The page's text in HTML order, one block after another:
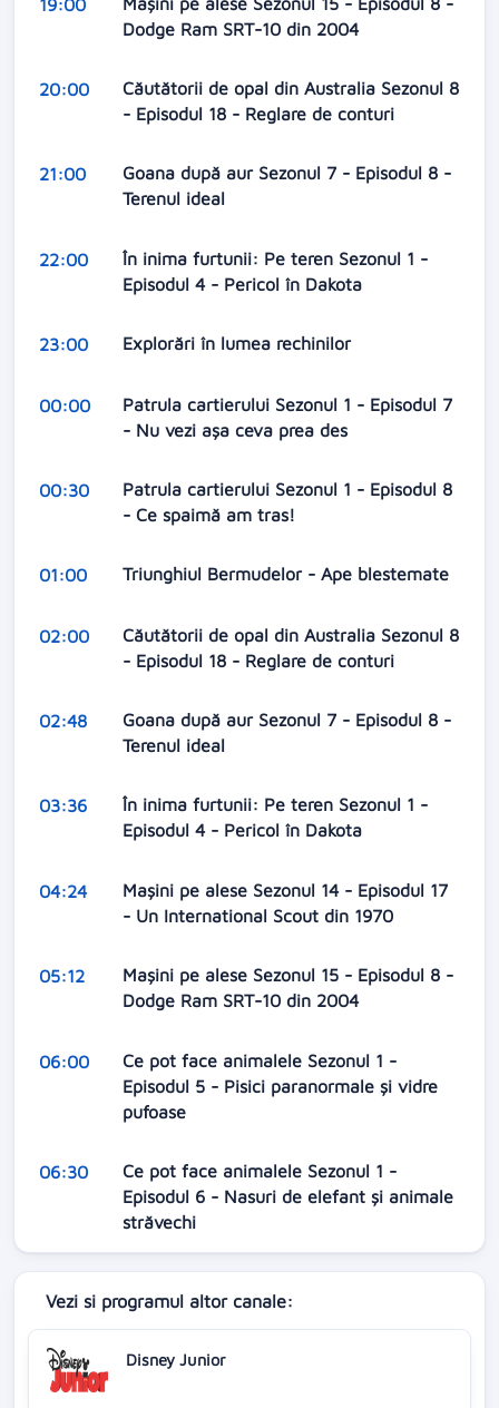
19:00
Dodge Ram SRT-10 din 2004
20:00
Căutătorii de opal din Australia Sezonul 8
- Episodul 18 - Reglare de conturi
21:00
Goana după aur Sezonul 7 - Episodul 8 -
Terenul ideal
22:00
În inima furtunii: Pe teren Sezonul 1 -
Episodul 4 - Pericol în Dakota
23:00 Explorări în lumea rechinilor
00:00
Patrula cartierului Sezonul 1 - Episodul 7
- Nu vezi așa ceva prea des
00:30
Patrula cartierului Sezonul 1 - Episodul 8
- Ce spaimă am tras!
01:00 Triunghiul Bermudelor - Ape blestemate
02:00
Căutătorii de opal din Australia Sezonul 8
- Episodul 18 - Reglare de conturi
02:48
Goana după aur Sezonul 7 - Episodul 8 -
Terenul ideal
03:36
În inima furtunii: Pe teren Sezonul 1 -
Episodul 4 - Pericol în Dakota
04:24
Maşini pe alese Sezonul 14 - Episodul 17
- Un International Scout din 1970
05:12
Maşini pe alese Sezonul 15 - Episodul 8 -
Dodge Ram SRT-10 din 2004
06:00
Ce pot face animalele Sezonul 1 -
Episodul 5 - Pisici paranormale și vidre
pufoase
06:30
Ce pot face animalele Sezonul 1 -
Episodul 6 - Nasuri de elefant și animale
străvechi
Vezi si programul altor canale:
Disney Junior